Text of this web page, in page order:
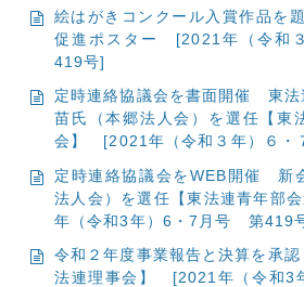
絵はがきコンクール入賞作品を
促進ポスター
[2021年（令和
419号]
定時連絡協議会を書面開催 東法
苗氏（本郷法人会）を選任【東
会】
[2021年（令和３年）６
定時連絡協議会をWEB開催 新
法人会）を選任【東法連青年部会
年（令和3年）6・7月号 第419
令和２年度事業報告と決算を承
法連理事会】
[2021年（令和